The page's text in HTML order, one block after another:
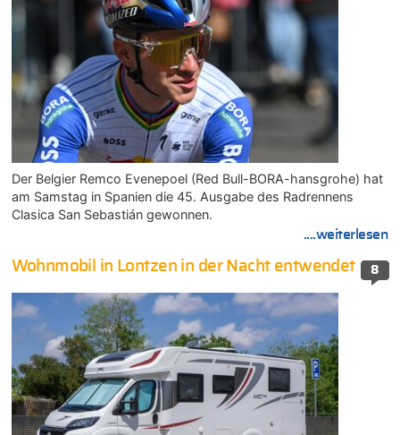
Der Belgier Remco Evenepoel (Red Bull-BORA-hansgrohe) hat
am Samstag in Spanien die 45. Ausgabe des Radrennens
Clasica San Sebastián gewonnen.
....weiterlesen
8
Wohnmobil in Lontzen in der Nacht entwendet